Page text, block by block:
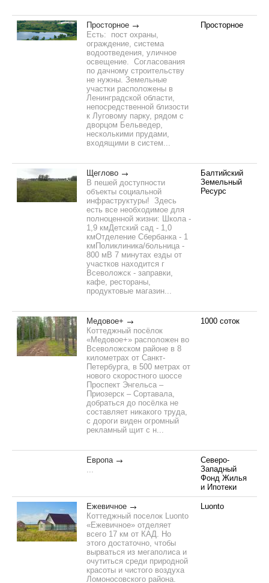
Просторное
Есть: пост охраны,
ограждение, система
водоотведения, уличное
освещение. Согласования
по дачному строительству
не нужны. Земельные
участки расположены в
Ленинградской области,
непосредственной близости
к Луговому парку, рядом с
дворцом Бельведер,
несколькими прудами,
входящими в систем...
Просторное
Щеглово
В пешей доступности
объекты социальной
инфраструктуры! Здесь
есть все необходимое для
полноценной жизни: Школа -
1,9 кмДетский сад - 1,0
кмОтделение Сбербанка - 1
кмПоликлиника/больница -
800 мВ 7 минутах езды от
участков находится г
Всеволожск - заправки,
кафе, рестораны,
продуктовые магазин...
Балтийский
Земельный
Ресурс
Медовое+
Коттеджный посёлок
«Медовое+» расположен во
Всеволожском районе в 8
километрах от Санкт-
Петербурга, в 500 метрах от
нового скоростного шоссе
Проспект Энгельса –
Приозерск – Сортавала,
добраться до посёлка не
составляет никакого труда,
с дороги виден огромный
рекламный щит с н...
1000 соток
Европа
...
Северо-
Западный
Фонд Жилья
и Ипотеки
Ежевичное
Коттеджный поселок Luonto
«Ежевичное» отделяет
всего 17 км от КАД. Но
этого достаточно, чтобы
вырваться из мегаполиса и
очутиться среди природной
красоты и чистого воздуха
Ломоносовского района.
Luonto